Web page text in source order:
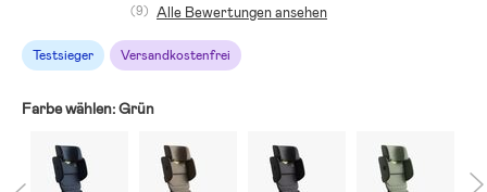
Testsieger Versandkostenfrei
(9) Alle Bewertungen ansehen
Farbe wählen:Grün